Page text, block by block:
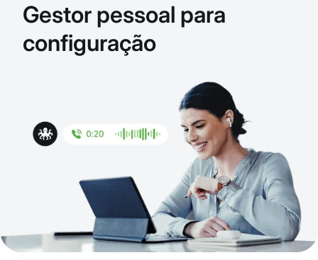
Gestor pessoal para
configuração